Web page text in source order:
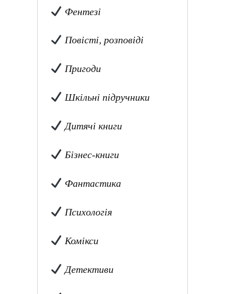
Фентезі
Повісті, розповіді
Пригоди
Шкільні підручники
Дитячі книги
Бізнес-книги
Фантастика
Психологія
Комікси
Детективи